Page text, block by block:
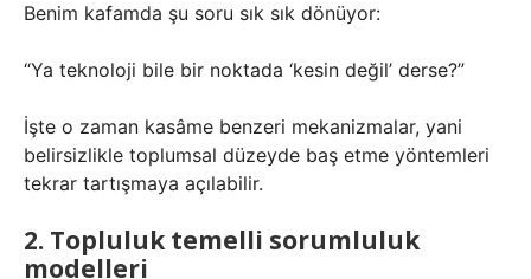
Benim kafamda şu soru sık sık dönüyor:
“Ya teknoloji bile bir noktada ‘kesin değil’ derse?”
İşte o zaman kasâme benzeri mekanizmalar, yani
belirsizlikle toplumsal düzeyde baş etme yöntemleri
tekrar tartışmaya açılabilir.
2. Topluluk temelli sorumluluk
modelleri